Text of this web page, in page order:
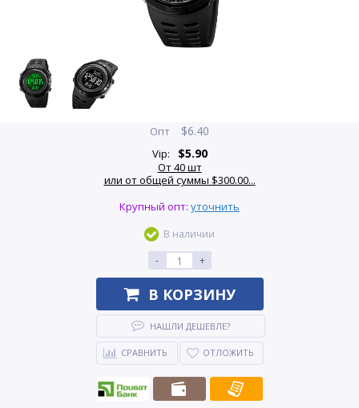
Опт $6.40
Vip: $5.90
От 40 шт
или от общей суммы $300.00...
Крупный опт: уточнить
В наличии
-
+
В КОРЗИНУ
НАШЛИ ДЕШЕВЛЕ?
СРАВНИТЬ ОТЛОЖИТЬ